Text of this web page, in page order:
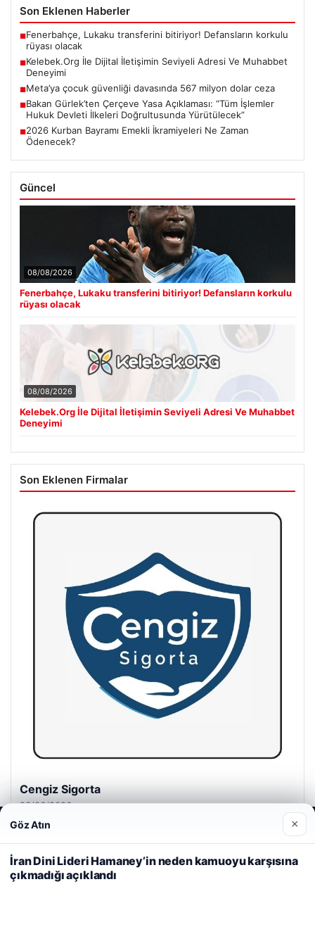
Son Eklenen Haberler
■Fenerbahçe, Lukaku transferini bitiriyor! Defansların korkulu
rüyası olacak
■Kelebek.Org İle Dijital İletişimin Seviyeli Adresi Ve Muhabbet
Deneyimi
■Meta’ya çocuk güvenliği davasında 567 milyon dolar ceza
■Bakan Gürlek’ten Çerçeve Yasa Açıklaması: “Tüm İşlemler
Hukuk Devleti İlkeleri Doğrultusunda Yürütülecek”
■2026 Kurban Bayramı Emekli İkramiyeleri Ne Zaman
Ödenecek?
Güncel
08/08/2026
Fenerbahçe, Lukaku transferini bitiriyor! Defansların korkulu
rüyası olacak
08/08/2026
Kelebek.Org İle Dijital İletişimin Seviyeli Adresi Ve Muhabbet
Deneyimi
Son Eklenen Firmalar
Cengiz Sigorta
23/06/2026
Web sitemizi nasıl kullandığınızı daha iyi anlayabilmek,
deneyiminizi kişiselleştirmek ve geliştirmek amacıyla çerezler
kullanıyoruz.Çerez Politikamız
Reddet Kabul Et
Göz Atın ×
İran Dini Lideri Hamaney’in neden kamuoyu karşısına
çıkmadığı açıklandı